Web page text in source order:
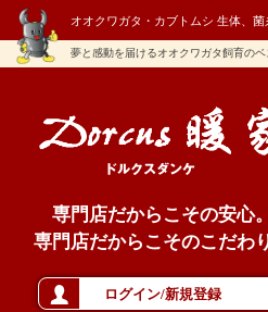
オオクワガタ・カブトムシ 生体、
夢と感動を届けるオオクワガタ飼育の
専門店だからこその安心。
専門店だからこそのこだわり
ログイン/新規登録